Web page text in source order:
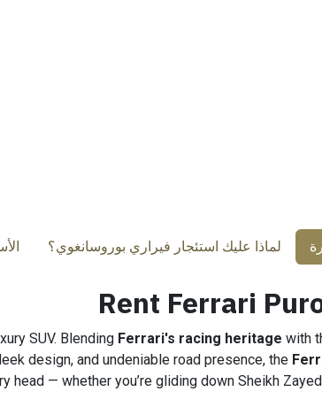
لماذا عليك استئجار فيراري بوروسانغوي؟
Rent Ferrari
SUV. Blending Ferrari's racing heritage with
design, and undeniable road presence, the
head — whether you’re gliding down Sheikh